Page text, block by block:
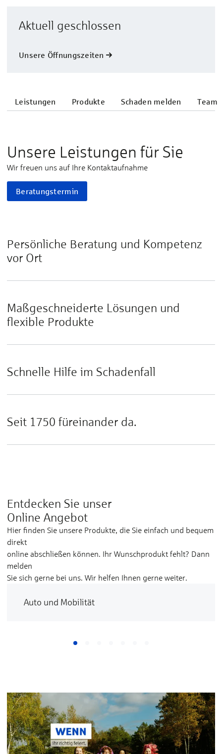
Aktuell geschlossen
Unsere Öffnungszeiten
Leistungen Produkte Schaden melden Team
Unsere Leistungen für Sie
Wir freuen uns auf Ihre Kontaktaufnahme
Beratungstermin
Persönliche Beratung und Kompetenz
vor Ort
Maßgeschneiderte Lösungen und
flexible Produkte
Schnelle Hilfe im Schadenfall
Seit 1750 füreinander da.
Entdecken Sie unser
Online Angebot
Hier finden Sie unsere Produkte, die Sie einfach und bequem
direkt
online abschließen können. Ihr Wunschprodukt fehlt? Dann
melden
Sie sich gerne bei uns. Wir helfen Ihnen gerne weiter.
Auto und Mobilität